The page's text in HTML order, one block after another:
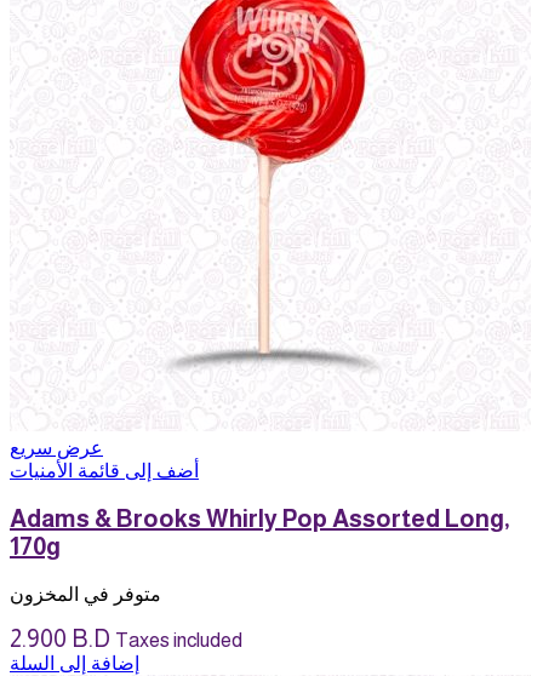
عرض سريع
أضف إلى قائمة الأمنيات
Adams & Brooks Whirly Pop Assorted Long,
170g
متوفر في المخزون
2.900 B.D Taxes included
إضافة إلى السلة